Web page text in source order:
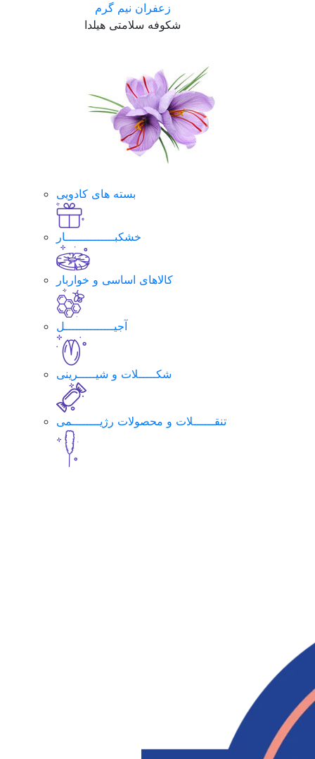
زعفران نیم گرم
شکوفه سلامتی هیلدا
بسته های کادویی
خشکبــــــــــــــار
کالاهای اساسی و خواربار
آجیــــــــــــــل
شکـــــلات و شیـــــرینی
تنقــــــلات و محصولات رژیــــــــمی